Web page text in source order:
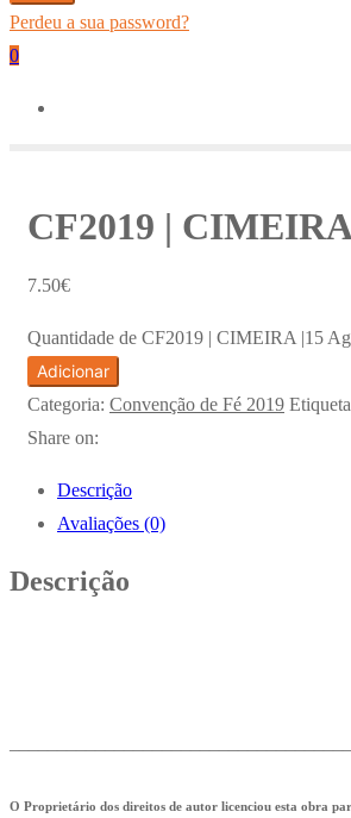
Perdeu a sua password?
0
CF2019 |
7.50€
Quantidade de CF2019 | CIMEIRA |15
Adicionar
Categoria: Convenção de Fé 2019
Share on:
Descrição
Avaliações (0)
Descrição
O Proprietário dos direitos de autor licenciou esta obra